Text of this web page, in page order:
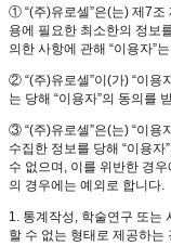
① “(주)유로셀”은(는) 제7조
용에 필요한 최소한의 정보
의한 사항에 관해 “이용자”
② “(주)유로셀”이(가) “이용
는 당해 “이용자”의 동의를
③ “(주)유로셀”은(는) “이용
수집한 정보를 당해 “이용
수 없으며, 이를 위반한 경
의 경우에는 예외로 합니다.
1. 통계작성, 학술연구 또는
할 수 없는 형태로 제공하는